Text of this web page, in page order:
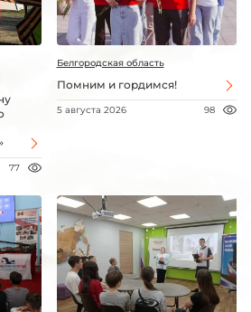
77
Белгородская область
Помним и гордимся!
5 августа 2026 98